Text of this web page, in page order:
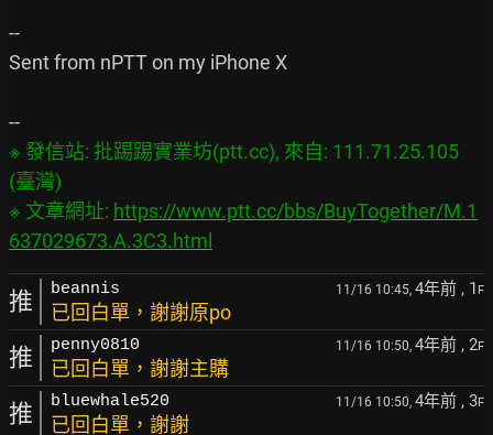
--
Sent from nPTT on my iPhone X
※ 發信站: 批踢踢實業坊(ptt.cc), 來自: 111.71.25.105
(臺灣)
※ 文章網址: https://www.ptt.cc/bbs/BuyTogether/M.1
637029673.A.3C3.html
推 beannis 11/16 10:45, 4年前 , 1 F
已回白單，謝謝原po
推 penny0810 11/16 10:50, 4年前 , 2F
已回白單，謝謝主購
推 bluewhale520 11/16 10:50, 4年前 , 3F
已回白單，謝謝